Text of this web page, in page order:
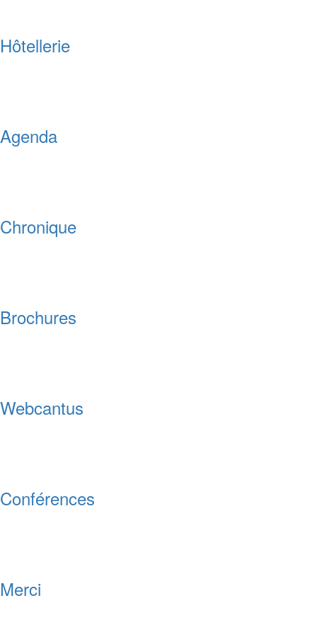
Hôtellerie
Agenda
Chronique
Brochures
Webcantus
Conférences
Merci